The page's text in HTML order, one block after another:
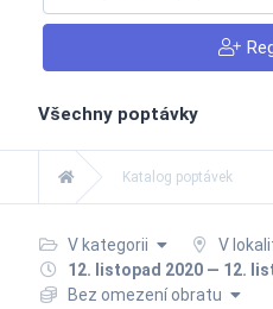
Všechny poptávky
Katalog poptávek
V kategorii V
12. listopad 2020 — 12.
Bez omezení obratu